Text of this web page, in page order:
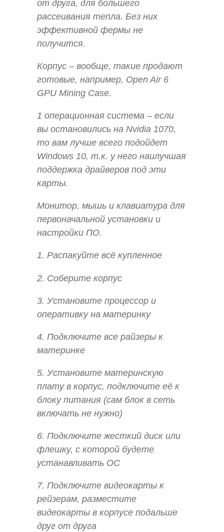
от друга, для большего
рассеивания тепла. Без них
эффективной фермы не
получится.
Корпус – вообще, такие продают
готовые, например, Open Air 6
GPU Mining Case.
1 операционная система – если
вы остановились на Nvidia 1070,
то вам лучше всего подойдет
Windows 10, т.к. у него наилучшая
поддержка драйверов под эти
карты.
Монитор, мышь и клавиатура для
первоначальной установки и
настройки ПО.
1. Распакуйте всё купленное
2. Соберите корпус
3. Установите процессор и
оперативку на материнку
4. Подключите все райзеры к
материнке
5. Установите материнскую
плату в корпус, подключите её к
блоку питания (сам блок в сеть
включать не нужно)
6. Подключите жесткий диск или
флешку, с которой будете
устанавливать ОС
7. Подключите видеокарты к
рейзерам, разместите
видеокарты в корпусе подальше
друг от друга